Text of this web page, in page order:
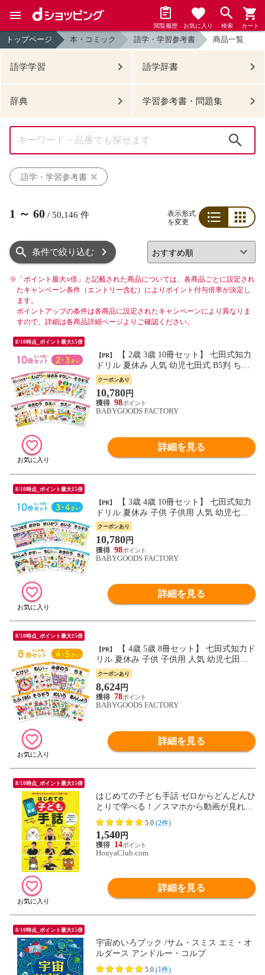
閲覧履歴 お気に入り 検索 カート
トップページ 本・コミック 語学・学習参考書 商品一覧
語学学習 語学辞書
辞典 学習参考書・問題集
語学・学習参考書
1 ～ 60 / 50,146 件
表示形式
を変更
条件で絞り込む
※ 「ポイント最大○倍」と記載された商品については、各商品ごとに設定され
たキャンペーン条件（エントリー含む）によりポイント付与倍率が決定し
ます。
ポイントアップの条件は各商品に設定されたキャンペーンにより異なりま
すので、詳細は各商品詳細ページよりご確認ください。
8/10時点_ポイント最大15倍
【PR】
ドリル 夏休み 人気 幼児七田式 B5判 ちえ
やってみよう めいろ もじをならうまえに
すうじをおぼえよう そうぞう まちが…
クーポンあり
10,780円
98
BABYGOODS FACTORY
詳細を見る
8/10時点_ポイント最大15倍
【PR】
ドリル 夏休み 子供 子供用 人気 幼児七田
式 B5判 シルバーバック てんつなぎ おかね
せいかつ めいろ そうぞう あんしょ…
クーポンあり
10,780円
98
BABYGOODS FACTORY
詳細を見る
8/10時点_ポイント最大15倍
【PR】
リル 夏休み 子供 子供用 人気 幼児七田式
B5判 シルバーバック ちえ そうぞう みぎの
う もじをならおう たしざん ひきざ…
クーポンあり
8,624円
78
BABYGOODS FACTORY
詳細を見る
8/10時点_ポイント最大15倍
はじめての子ども手話 ゼロからどんどんひ
とりで学べる！／スマホから動画が見れ
る！ /谷千春
5.0 (2件)
1,540円
14
HonyaClub.com
詳細を見る
8/10時点_ポイント最大15倍
宇宙めいろブック /サム・スミス エミ・オ
ルダース アンドルー・コルブ
5.0 (1件)